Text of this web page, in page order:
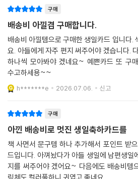
구매
배송비 아낄겸 구매합니다.
배송비 아낄템으로 구매한 생일카드 입니다.
요. 아들에게 자주 편지 써주어야 겠습니다.
하나씩 모아봐야 겠네요~ 예쁜카드 또
수고하세용~~
h*******e 2026.07.06. 신고
구매
아낀 배송비로 멋진 생일축하카드를
책 사면서 문구템 하나 추가해서 포인트 받
드입니다. 아껴놨다가 아들 생일에 남편생일
지를 써주어야 겠어요~ 다음에도 배송비템